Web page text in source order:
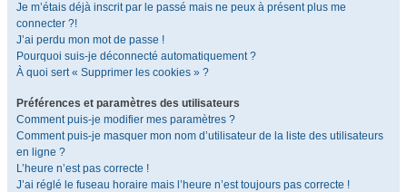
Je m’étais déjà inscrit par le passé mais ne peux à présent plus me
connecter ?!
J’ai perdu mon mot de passe !
Pourquoi suis-je déconnecté automatiquement ?
À quoi sert « Supprimer les cookies » ?
Préférences et paramètres des utilisateurs
Comment puis-je modifier mes paramètres ?
Comment puis-je masquer mon nom d’utilisateur de la liste des utilisateurs
en ligne ?
L’heure n’est pas correcte !
J’ai réglé le fuseau horaire mais l’heure n’est toujours pas correcte !